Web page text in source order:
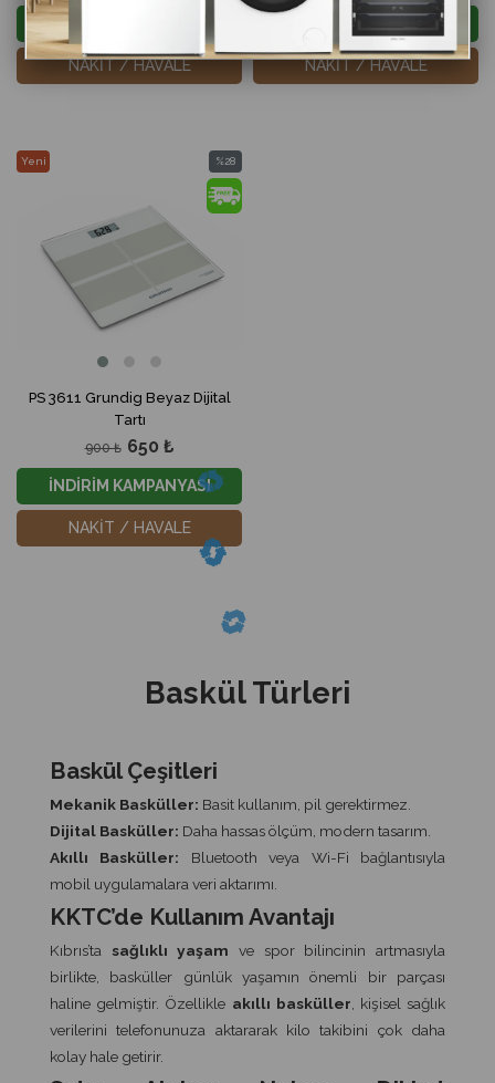
İNDİRİM KAMPANYASI
NAKİT / HAVALE
İNDİRİM KAMPANYASI
NAKİT / HAVALE
PS 3611 Grundig Beyaz Dijital
Tartı
650 ₺
900 ₺
%28
İndirim
%28İndirim
Yeni
İNDİRİM KAMPANYASI
NAKİT / HAVALE
Baskül Türleri
Baskül Çeşitleri
Mekanik Basküller: Basit kullanım, pil gerektirmez.
Dijital Basküller: Daha hassas ölçüm, modern tasarım.
Akıllı Basküller: Bluetooth veya Wi-Fi bağlantısıyla
mobil uygulamalara veri aktarımı.
KKTC’de Kullanım Avantajı
Kıbrıs’ta sağlıklı yaşam ve spor bilincinin artmasıyla
birlikte, basküller günlük yaşamın önemli bir parçası
haline gelmiştir. Özellikle akıllı basküller , kişisel sağlık
verilerini telefonunuza aktararak kilo takibini çok daha
kolay hale getirir.